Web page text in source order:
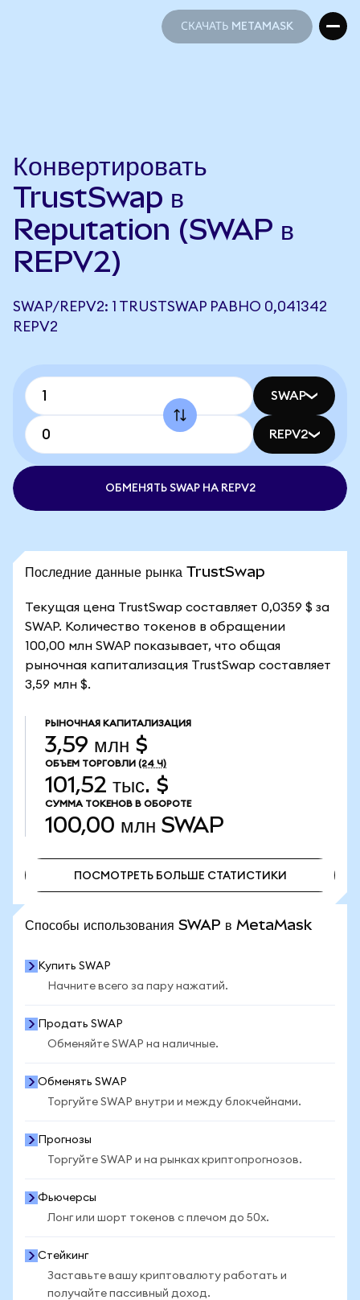
СКАЧАТЬ METAMASK
Конвертировать
TrustSwap в
Reputation (SWAP в
REPV2)
SWAP/REPV2: 1 TRUSTSWAP РАВНО 0,041342
REPV2
SWAP
REPV2
ОБМЕНЯТЬ SWAP НА REPV2
Последние данные рынка TrustSwap
Текущая цена TrustSwap составляет 0,0359 $ за
SWAP. Количество токенов в обращении
100,00 млн SWAP показывает, что общая
рыночная капитализация TrustSwap составляет
3,59 млн $.
РЫНОЧНАЯ КАПИТАЛИЗАЦИЯ
3,59 млн $
ОБЪЕМ ТОРГОВЛИ (24 Ч)
101,52 тыс. $
СУММА ТОКЕНОВ В ОБОРОТЕ
100,00 млн SWAP
ПОСМОТРЕТЬ БОЛЬШЕ СТАТИСТИКИ
Способы использования SWAP в MetaMask
Купить SWAP
Начните всего за пару нажатий.
Продать SWAP
Обменяйте SWAP на наличные.
Обменять SWAP
Торгуйте SWAP внутри и между блокчейнами.
Прогнозы
Торгуйте SWAP и на рынках криптопрогнозов.
Фьючерсы
Лонг или шорт токенов с плечом до 50x.
Стейкинг
Заставьте вашу криптовалюту работать и
получайте пассивный доход.